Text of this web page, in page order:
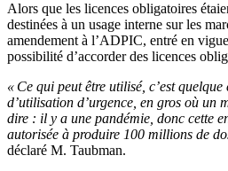
Alors que les licences obligatoires
destinées à un usage interne sur les
amendement à l’ADPIC, entré en
possibilité d’accorder des licences
« Ce qui peut être utilisé, c’est
d’utilisation d’urgence, en gros où un
dire : il y a une pandémie, donc cette
autorisée à produire 100 millions de
déclaré M. Taubman.